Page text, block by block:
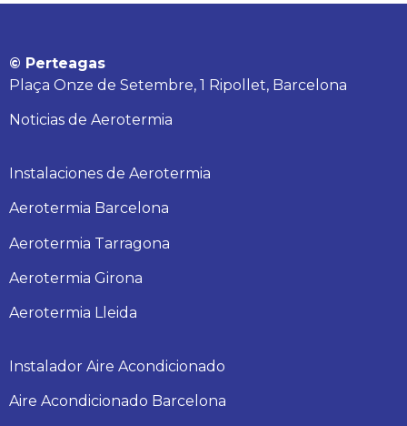
© Perteagas
Plaça Onze de Setembre, 1 Ripollet, Barcelona
Noticias de Aerotermia
Instalaciones de Aerotermia
Aerotermia Barcelona
Aerotermia Tarragona
Aerotermia Girona
Aerotermia Lleida
Instalador Aire Acondicionado
Aire Acondicionado Barcelona